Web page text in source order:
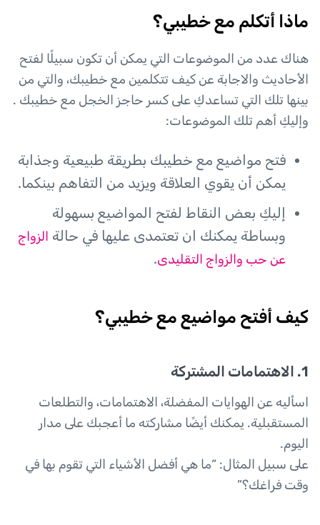
ماذا أتكلم مع خطيبي؟
هناك عدد من الموضوعات التي يمكن أن تكون سبيلًا لفتح
الأحاديث والاجابة عن كيف تتكلمين مع خطيبك، والتي من
بينها تلك التي تساعدكِ على كسر حاجز الخجل مع خطيبك .
وإليكِ أهم تلك الموضوعات:
فتح مواضيع مع خطيبك بطريقة طبيعية وجذابة
يمكن أن يقوي العلاقة ويزيد من التفاهم بينكما.
إليكِ بعض النقاط لفتح المواضيع بسهولة
وبساطة يمكنك ان تعتمدى عليها في حالة الزواج
عن حب والزواج التقليدى.
كيف أفتح مواضيع مع خطيبي؟
1. الاهتمامات المشتركة
اسأليه عن الهوايات المفضلة، الاهتمامات، والتطلعات
المستقبلية. يمكنك أيضًا مشاركته ما أعجبك على مدار
اليوم.
على سبيل المثال: “ما هي أفضل الأشياء التي تقوم بها في
وقت فراغك؟”